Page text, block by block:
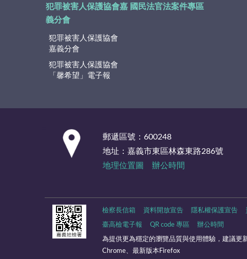
犯罪被害人保護協會嘉
義分會
犯罪被害人保護協會
嘉義分會
犯罪被害人保護協會
「馨希望」電子報
國民法官法案件專區
郵遞區號：600248
地址：嘉義市東區林森東路286號
地理位置圖
辦公時間
檢察長信箱 資料開放宣告 隱私權保護宣告
臺高檢電子報 QR code 專區 辦公時間
為提供更為穩定的瀏覽品質與使用體驗，建議更
Chrome、最新版本Firefox